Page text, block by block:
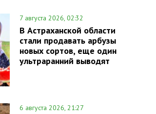
7 августа 2026, 02:32
В Астраханской области
стали продавать арбузы
новых сортов, еще один
ультраранний выводят
6 августа 2026, 21:27